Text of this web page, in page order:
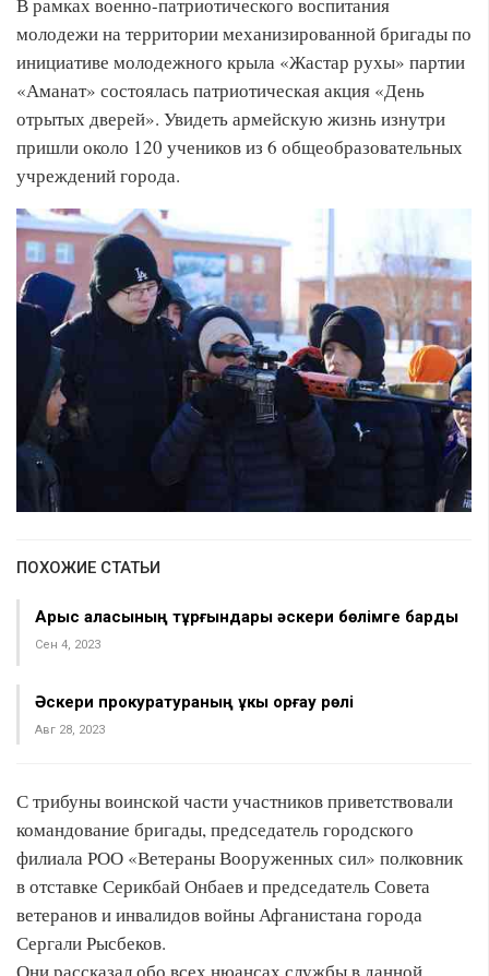
молодежи на территории механизированной бригады по
инициативе молодежного крыла «Жастар рухы» партии
«Аманат» состоялась патриотическая акция «День
отрытых дверей». Увидеть армейскую жизнь изнутри
пришли около 120 учеников из 6 общеобразовательных
учреждений города.
ПОХОЖИЕ СТАТЬИ
Арыс қаласының тұрғындары әскери бөлімге барды
Сен 4, 2023
Әскери прокуратураның құкық қорғау рөлі
Авг 28, 2023
С трибуны воинской части участников приветствовали
командование бригады, председатель городского
филиала РОО «Ветераны Вооруженных сил» полковник
в отставке Серикбай Онбаев и председатель Совета
ветеранов и инвалидов войны Афганистана города
Сергали Рысбеков.
Они рассказал обо всех нюансах службы в данной